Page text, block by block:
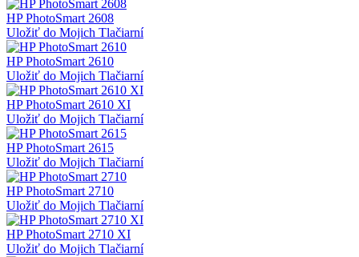
HP PhotoSmart 2608
Uložiť do Mojich Tlačiarní
HP PhotoSmart 2610
Uložiť do Mojich Tlačiarní
HP PhotoSmart 2610 XI
Uložiť do Mojich Tlačiarní
HP PhotoSmart 2615
Uložiť do Mojich Tlačiarní
HP PhotoSmart 2710
Uložiť do Mojich Tlačiarní
HP PhotoSmart 2710 XI
Uložiť do Mojich Tlačiarní